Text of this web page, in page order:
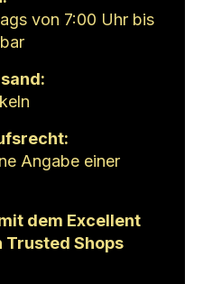
von 7:00 Uhr bis
Angabe einer
dem Excellent
Trusted Shops